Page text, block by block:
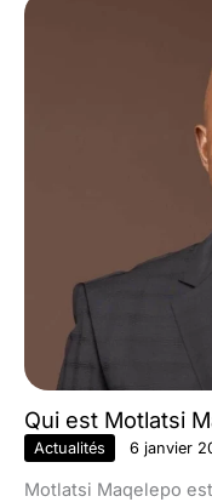
Qui est Motlatsi
Actualités 6 janvier
Motlatsi Maqelepo